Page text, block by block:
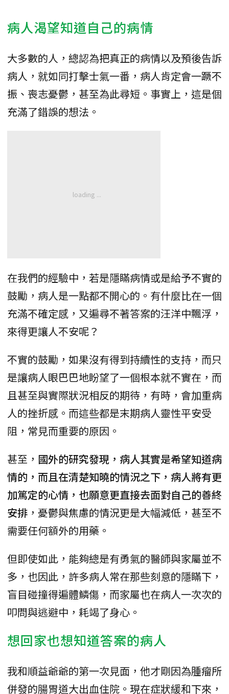
病人渴望知道自己的病情
大多數的人，總認為把真正的病情以及預後告訴
病人，就如同打擊士氣一番，病人肯定會一蹶不
振、喪志憂鬱，甚至為此尋短。事實上，這是個
充滿了錯誤的想法。
在我們的經驗中，若是隱瞞病情或是給予不實的
鼓勵，病人是一點都不開心的。有什麼比在一個
充滿不確定感，又遍尋不著答案的汪洋中飄浮，
來得更讓人不安呢？
不實的鼓勵，如果沒有得到持續性的支持，而只
是讓病人眼巴巴地盼望了一個根本就不實在，而
且甚至與實際狀況相反的期待，有時，會加重病
人的挫折感。而這些都是末期病人靈性平安受
阻，常見而重要的原因。
甚至， 國外的研究發現，病人其實是希望知道病
情的，而且在清楚知曉的情況之下，病人將有更
加篤定的心情，也願意更直接去面對自己的善終
安排 ，憂鬱與焦慮的情況更是大幅減低，甚至不
需要任何額外的用藥。
但即使如此，能夠總是有勇氣的醫師與家屬並不
多，也因此，許多病人常在那些刻意的隱瞞下，
盲目碰撞得遍體鱗傷，而家屬也在病人一次次的
叩問與逃避中，耗竭了身心。
想回家也想知道答案的病人
我和順益爺爺的第一次見面，他才剛因為腫瘤所
併發的腸胃道大出血住院。現在症狀緩和下來，